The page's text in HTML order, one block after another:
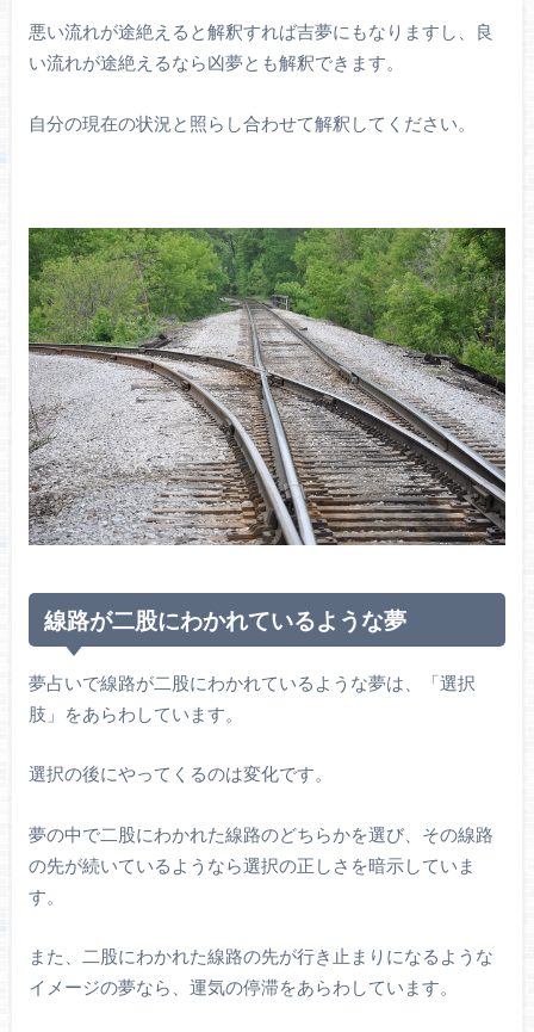
悪い流れが途絶えると解釈すれば吉夢にもなりますし、良
い流れが途絶えるなら凶夢とも解釈できます。
自分の現在の状況と照らし合わせて解釈してください。
線路が二股にわかれているような夢
夢占いで線路が二股にわかれているような夢は、「選択
肢」をあらわしています。
選択の後にやってくるのは変化です。
夢の中で二股にわかれた線路のどちらかを選び、その線路
の先が続いているようなら選択の正しさを暗示していま
す。
また、二股にわかれた線路の先が行き止まりになるような
イメージの夢なら、運気の停滞をあらわしています。